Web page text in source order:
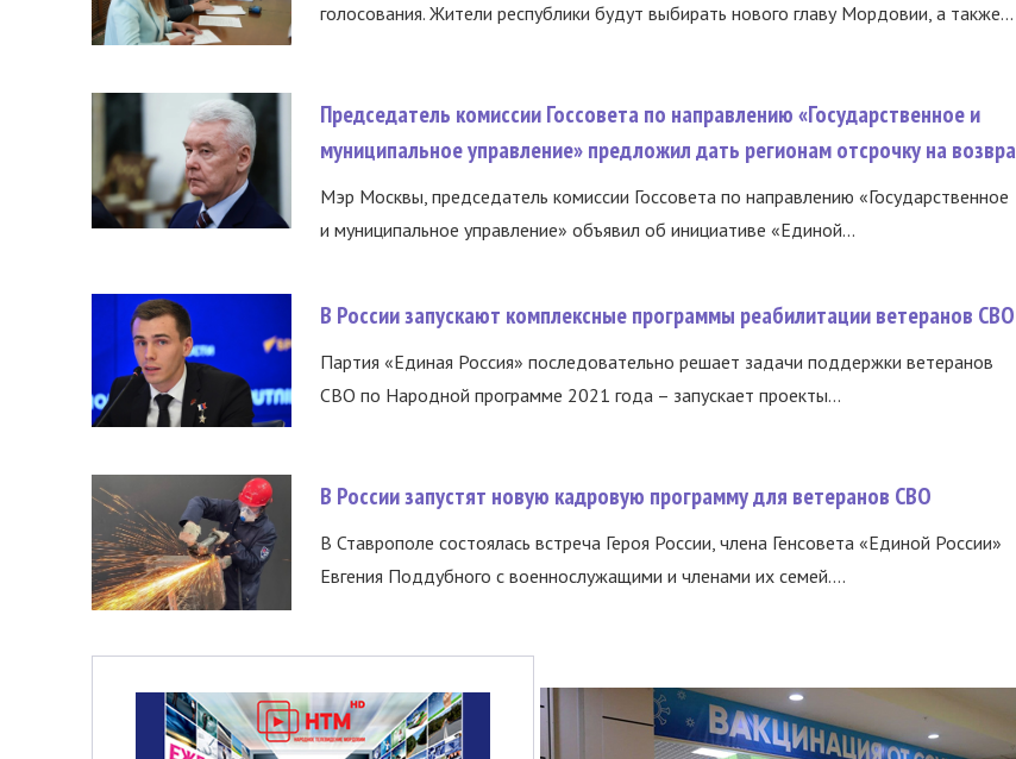
голосования. Жители республики будут выбирать нового главу Мордовии, а также...
Председатель комиссии Госсовета по направлению «Государственное и
муниципальное управление» предложил дать регионам отсрочку на возвра
Мэр Москвы, председатель комиссии Госсовета по направлению «Государственное
и муниципальное управление» объявил об инициативе «Единой...
В России запускают комплексные программы реабилитации ветеранов СВО
Партия «Единая Россия» последовательно решает задачи поддержки ветеранов
СВО по Народной программе 2021 года – запускает проекты...
В России запустят новую кадровую программу для ветеранов СВО
В Ставрополе состоялась встреча Героя России, члена Генсовета «Единой России»
Евгения Поддубного с военнослужащими и членами их семей....